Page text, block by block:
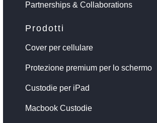
Partnerships & Collaborations
Prodotti
Cover per cellulare
Protezione premium per lo schermo
Custodie per iPad
Macbook Custodie